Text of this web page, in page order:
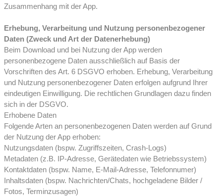
Zusammenhang mit der App.
Erhebung, Verarbeitung und Nutzung personenbezogener
Daten (Zweck und Art der Datenerhebung)
Beim Download und bei Nut­zung der App wer­den
personenbezogene Daten ausschließlich auf Basis der
Vorschriften des Art. 6 DSGVO erhoben. Erhebung, Verarbeitung
und Nutzung personenbezogener Daten erfolgen aufgrund Ihrer
eindeutigen Ein­willigung. Die recht­li­chen Grund­la­gen dazu fin­den
sich in der DSGVO.
Erhobene Daten
Folgende Arten an personenbezogenen Daten werden auf Grund
der Nutzung der App erhoben:
Nutzungsdaten (bspw. Zugriffszeiten, Crash-Logs)
Metadaten (z.B. IP-Adresse, Gerätedaten wie Betriebssystem)
Kontaktdaten (bspw. Name, E-Mail-Adresse, Telefonnumer)
Inhaltsdaten (bspw. Nachrichten/Chats, hochgeladene Bilder /
Fotos, Terminzusagen)